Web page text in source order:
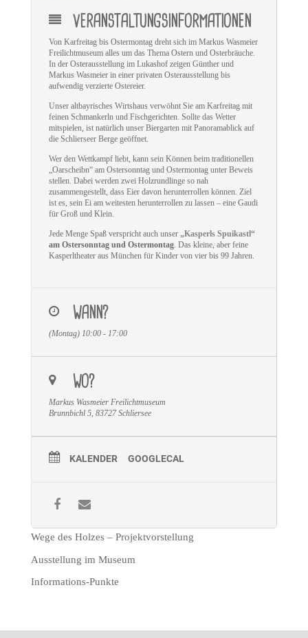
VERANSTALTUNGSINFORMATIONEN
Von Karfreitag bis Ostermontag dreht sich im Markus Wasmeier
Freilichtmuseum alles um das Thema Ostern und Osterbräuche.
In der Osterausstellung im Lukashof zeigen Günther und
Markus Wasmeier in einer privaten Osterausstellung bis
aufwendig verzierte Ostereier.
Unser altbayrisches Wirtshaus verwöhnt Sie am Karfreitag mit
feinen Schmankerln und Fischgerichten. Sollte das Wetter
mitspielen, ist natürlich unser Biergarten mit Panoramablick auf
die Schlierseer Berge geöffnet.
Wer den Wettkampf liebt, kann sein Können beim traditionellen
„Oarscheibn“ am Ostersonntag und Ostermontag unter Beweis
stellen. Dabei werden zwei Holzrundlinge so nah
zusammengestellt, dass Eier davon herunterrollen können. Ziel
ist es, sein Ei am weitesten herunterrollen zu lassen – eine Gaudi
für Groß und Klein.
Jede Menge Spaß verspricht auch unser„Kasperls Spuikastl“
am Ostersonntag und Ostermontag. Das kleine, aber feine
Kasperltheater aus München für Kinder von vier bis 99 Jahren.
WANN?
(Montag) 10:00 - 17:00
WO?
Markus Wasmeier Freilichtmuseum
Brunnbichl 5, 83727 Schliersee
KALENDER GOOGLECAL
Wege des Holzes – Projektvorstellung
Ausstellung im Museum
Informations-Punkte